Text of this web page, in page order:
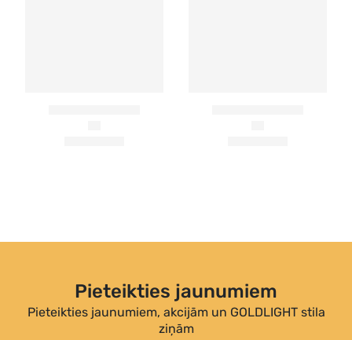
Pieteikties jaunumiem
Pieteikties jaunumiem, akcijām un GOLDLIGHT stila
ziņām